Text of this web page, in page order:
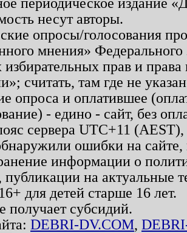
несут авторы.
опросы/голосования
мнения»
избирательных прав и
считать, там где не
опроса и оплатившее
- едино - сайт, без
сервера UTC+11
ошибки на
информации о
публикации на актуальные
для детей старше 16 лет.
субсидий.
DEBRI-DV.COM,